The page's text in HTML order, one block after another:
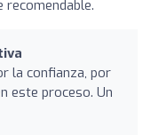
la confianza, por
este proceso. Un